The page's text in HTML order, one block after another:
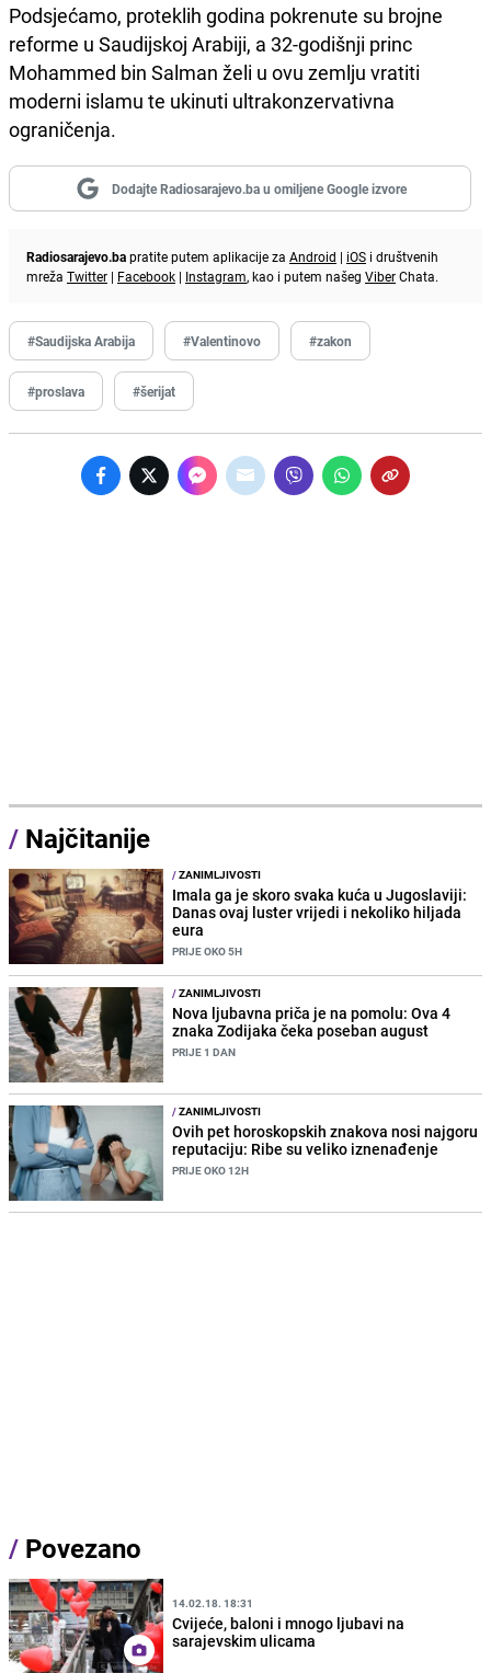
Podsjećamo, proteklih godina pokrenute su brojne
reforme u Saudijskoj Arabiji, a 32-godišnji princ
Mohammed bin Salman želi u ovu zemlju vratiti
moderni islamu te ukinuti ultrakonzervativna
ograničenja.
Dodajte Radiosarajevo.ba u omiljene Google izvore
Radiosarajevo.bapratite putem aplikacije za Android | iOS i društvenih
mreža Twitter | Facebook | Instagram, kao i putem našeg ViberChata.
#Saudijska Arabija #Valentinovo #zakon
#proslava #šerijat
/ Najčitanije
/ZANIMLJIVOSTI
Imala ga je skoro svaka kuća u Jugoslaviji:
Danas ovaj luster vrijedi i nekoliko hiljada
eura
PRIJE OKO 5H
/ZANIMLJIVOSTI
Nova ljubavna priča je na pomolu: Ova 4
znaka Zodijaka čeka poseban august
PRIJE 1 DAN
/ZANIMLJIVOSTI
Ovih pet horoskopskih znakova nosi najgoru
reputaciju: Ribe su veliko iznenađenje
PRIJE OKO 12H
/ Povezano
14.02.18. 18:31
Cvijeće, baloni i mnogo ljubavi na
sarajevskim ulicama